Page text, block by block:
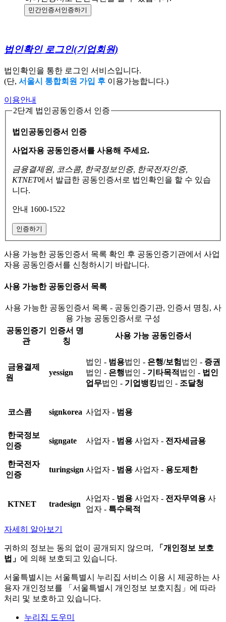
민간인증서 인증하기
법인확인 로그인(기업회원)
법인확인을 통한 로그인 서비스입니다.
(단, 서울시 통합회원 가입 후 이용가능합니다.)
이용안내
2단계 법인공동인증서 인증
법인공동인증서 인증
사업자용 공동인증서를 사용해 주세요.
금융결제원, 코스콤, 한국정보인증, 한국전자인증,
KTNET에서 발급한 공동인증서로 법인확인을 할 수 있습
니다.
안내 1600-1522
인증하기
사용 가능한 공동인증서 목록 확인 후 공동인증기관에서 사업
자용 공동인증서를 신청하시기 바랍니다.
사용 가능한 공동인증서 목록
사용 가능한 공동인증서 목록 - 공동인증기관, 인증서 명칭, 사
용 가능 공동인증서로 구성
공동인증기
관
인증서 명
칭
사용 가능 공동인증서
금융결제
원
yessign
법인 - 범용법인 - 은행/보험 법인 - 증권
법인 - 은행법인 - 기타목적 법인 - 법인
업무법인 - 기업뱅킹법인 - 조달청
코스콤 signkorea 사업자 - 범용
한국정보
인증
signgate 사업자 - 범용 사업자 - 전자세금용
한국전자
인증
turingsign 사업자 - 범용 사업자 - 용도제한
KTNET tradesign
사업자 - 범용 사업자 - 전자무역용 사
업자 - 특수목적
자세히 알아보기
귀하의 정보는 동의 없이 공개되지 않으며,
「개인정보 보호
법」 에 의해 보호되고 있습니다.
서울특별시는 서울특별시 누리집 서비스 이용 시 제공하는 사
용자 개인정보를 「서울특별시 개인정보 보호지침」에 따라
처리 및 보호하고 있습니다.
누리집 도우미